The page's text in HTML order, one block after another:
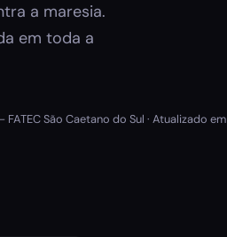
a maresia.
em toda a
São Caetano do Sul · Atualizado em